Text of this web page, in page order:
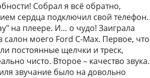
Собрал я всё обратно,
сердца подключил свой телефон.
на плеере. И… о чудо! Заиграла
моего Ford C-Max. Первое, что
постоянные щелчки и треск,
чисто. Второе – качество звука.
звучание было на довольно